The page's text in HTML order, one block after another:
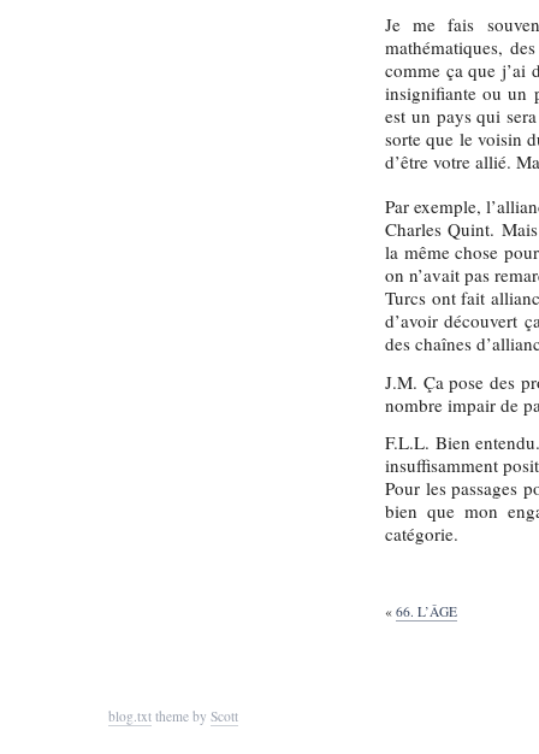
Je me fais
mathématiques,
comme ça que j’ai
insignifiante ou un
est un pays qui
sorte que le voisin
d’être votre allié.
Par exemple,
Charles Quint.
la même chose
on n’avait pas
Turcs ont fait
d’avoir découvert
des chaînes
J.M. Ça pose des
nombre impair de
F.L.L. Bien
insuffisamment
Pour les passages
bien que mon
catégorie.
« 66. L’ÂGE
blog.txttheme by Scott